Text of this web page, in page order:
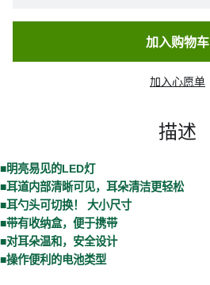
加入购物车
加入心愿单
描述
■明亮易见的LED灯
■耳道内部清晰可见，耳朵清洁更轻松
■耳勺头可切换！ 大小尺寸
■带有收纳盒，便于携带
■对耳朵温和，安全设计
■操作便利的电池类型